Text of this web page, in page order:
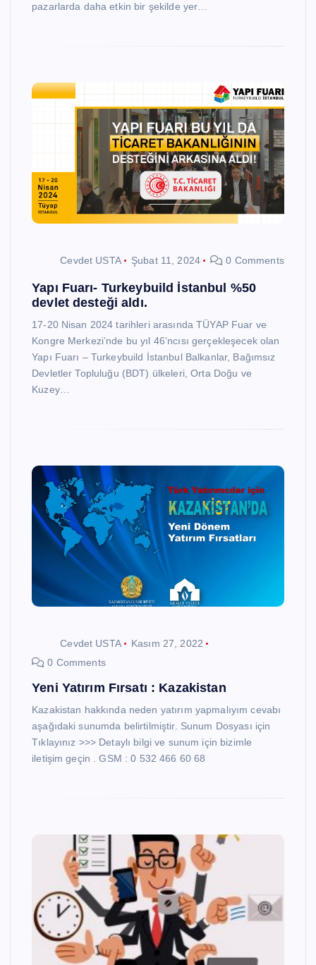
pazarlarda daha etkin bir şekilde yer…
Cevdet USTA Şubat 11, 2024 0 Comments
Yapı Fuarı- Turkeybuild İstanbul %50
devlet desteği aldı.
17-20 Nisan 2024 tarihleri arasında TÜYAP Fuar ve
Kongre Merkezi’nde bu yıl 46’ncısı gerçekleşecek olan
Yapı Fuarı – Turkeybuild İstanbul Balkanlar, Bağımsız
Devletler Topluluğu (BDT) ülkeleri, Orta Doğu ve
Kuzey…
Cevdet USTA
Kasım 27, 2022
0 Comments
Yeni Yatırım Fırsatı : Kazakistan
Kazakistan hakkında neden yatırım yapmalıyım cevabı
aşağıdaki sunumda belirtilmiştir. Sunum Dosyası için
Tıklayınız >>> Detaylı bilgi ve sunum için bizimle
iletişim geçin . GSM : 0 532 466 60 68